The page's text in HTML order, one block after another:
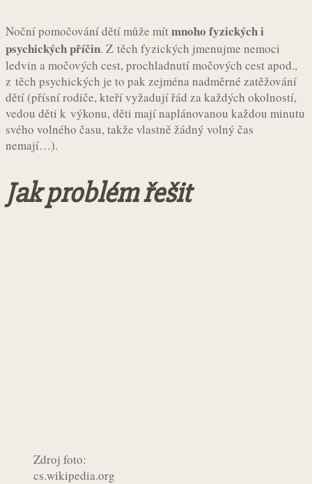
Noční pomočování dětí může mítmnoho fyzických i
psychických příčin. Z těch fyzických jmenujme nemoci
ledvin a močových cest, prochladnutí močových cest apod.,
z těch psychických je to pak zejména nadměrné zatěžování
dětí (přísní rodiče, kteří vyžadují řád za každých okolností,
vedou děti k výkonu, děti mají naplánovanou každou minutu
svého volného času, takže vlastně žádný volný čas
nemají…).
Jak problém řešit
Zdroj foto:
cs.wikipedia.org